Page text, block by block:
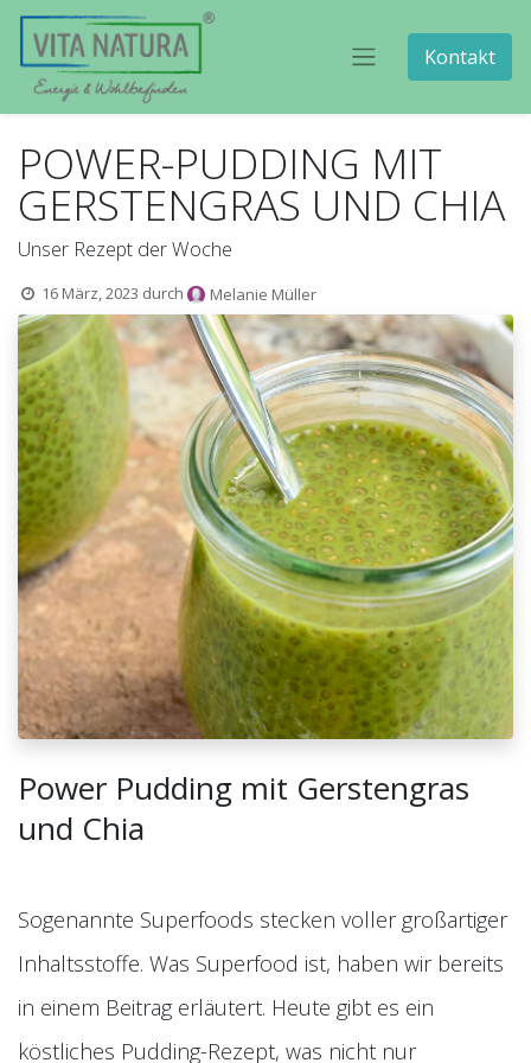
Kontakt
POWER-PUDDING MIT
GERSTENGRAS UND CHIA
Unser Rezept der Woche
16 März, 2023 durch Melanie Müller
Power Pudding mit Gerstengras
und Chia
Sogenannte Superfoods stecken voller großartiger
Inhaltsstoffe. Was Superfood ist, haben wir bereits
in einem Beitrag erläutert. Heute gibt es ein
köstliches Pudding-Rezept, was nicht nur